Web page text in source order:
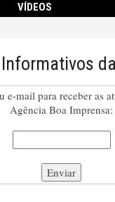
VÍDEOS
e-mail para receber as
Agência Boa Imprensa: